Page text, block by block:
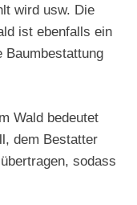
wird usw. Die
ist ebenfalls ein
Baumbestattung
Wald bedeutet
dem Bestatter
sodass